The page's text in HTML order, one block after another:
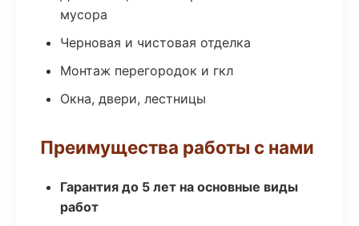
мусора
Черновая и чистовая отделка
Монтаж перегородок и гкл
Окна, двери, лестницы
Преимущества работы с нами
Гарантия до 5 лет на основные виды
работ